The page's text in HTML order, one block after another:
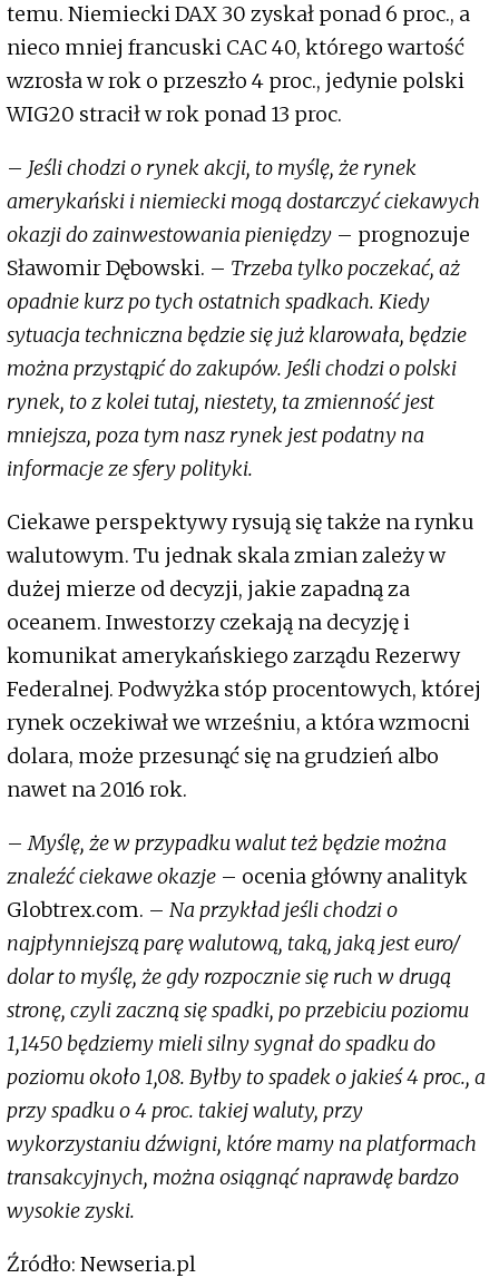
temu. Niemiecki DAX 30 zyskał ponad 6 proc., a
nieco mniej francuski CAC 40, którego wartość
wzrosła w rok o przeszło 4 proc., jedynie polski
WIG20 stracił w rok ponad 13 proc.
– Jeśli chodzi o rynek akcji, to myślę, że rynek
amerykański i niemiecki mogą dostarczyć ciekawych
okazji do zainwestowania pieniędzy – prognozuje
Sławomir Dębowski. – Trzeba tylko poczekać, aż
opadnie kurz po tych ostatnich spadkach. Kiedy
sytuacja techniczna będzie się już klarowała, będzie
można przystąpić do zakupów. Jeśli chodzi o polski
rynek, to z kolei tutaj, niestety, ta zmienność jest
mniejsza, poza tym nasz rynek jest podatny na
informacje ze sfery polityki.
Ciekawe perspektywy rysują się także na rynku
walutowym. Tu jednak skala zmian zależy w
dużej mierze od decyzji, jakie zapadną za
oceanem. Inwestorzy czekają na decyzję i
komunikat amerykańskiego zarządu Rezerwy
Federalnej. Podwyżka stóp procentowych, której
rynek oczekiwał we wrześniu, a która wzmocni
dolara, może przesunąć się na grudzień albo
nawet na 2016 rok.
–Myślę, że w przypadku walut też będzie można
znaleźć ciekawe okazje – ocenia główny analityk
Globtrex.com. – Na przykład jeśli chodzi o
najpłynniejszą parę walutową, taką, jaką jest euro/
dolar to myślę, że gdy rozpocznie się ruch w drugą
stronę, czyli zaczną się spadki, po przebiciu poziomu
1,1450 będziemy mieli silny sygnał do spadku do
poziomu około 1,08. Byłby to spadek o jakieś 4 proc., a
przy spadku o 4 proc. takiej waluty, przy
wykorzystaniu dźwigni, które mamy na platformach
transakcyjnych, można osiągnąć naprawdę bardzo
wysokie zyski.
Źródło: Newseria.pl